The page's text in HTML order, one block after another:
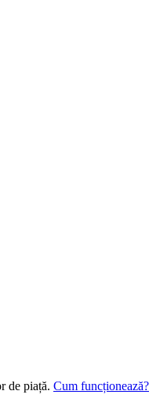
de piață. Cum funcționează?